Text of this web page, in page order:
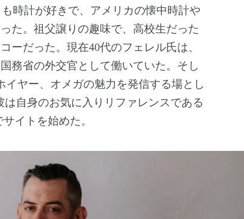
時計が好きで、アメリカの懐中時計や
た。祖父譲りの趣味で、高校生だった
ーだった。現在40代のフェレル氏は、
務省の外交官として働いていた。そし
ヤー、オメガの魅力を発信する場とし
は自身のお気に入りリファレンスである
イトを始めた。